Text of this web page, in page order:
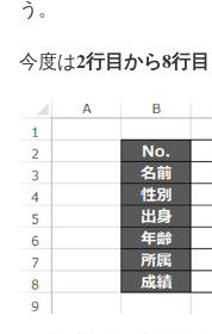
う。
今度は2行目から8行目